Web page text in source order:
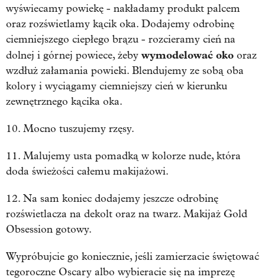
wyświecamy powiekę - nakładamy produkt palcem
oraz rozświetlamy kącik oka. Dodajemy odrobinę
ciemniejszego ciepłego brązu - rozcieramy cień na
dolnej i górnej powiece, żeby wymodelować oko oraz
wzdłuż załamania powieki. Blendujemy ze sobą oba
kolory i wyciągamy ciemniejszy cień w kierunku
zewnętrznego kącika oka.
10. Mocno tuszujemy rzęsy.
11. Malujemy usta pomadką w kolorze nude, która
doda świeżości całemu makijażowi.
12. Na sam koniec dodajemy jeszcze odrobinę
rozświetlacza na dekolt oraz na twarz. Makijaż Gold
Obsession gotowy.
Wypróbujcie go koniecznie, jeśli zamierzacie świętować
tegoroczne Oscary albo wybieracie się na imprezę